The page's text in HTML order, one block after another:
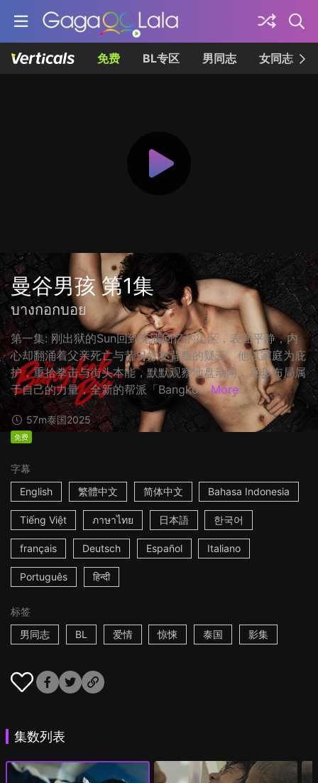
免费 BL专区 男同志 女同志
曼谷男孩 第1集
บางกอกบอย
第一集: 刚出狱的Sun回到充满回忆的街区，表面平静，内
心却翻涌着父亲死亡与昔日好友背叛的疑云。他以家庭为庇
护，重拾拳击与街头本能，默默观察地盘动向，逐步布局属
于自己的力量，全新的帮派「Bangko... More
57m泰国2025
免费
字幕
English
繁體中文 简体中文 Bahasa Indonesia
Tiếng Việt ภาษาไทย 日本語 한국어
français Deutsch Español Italiano
Português हिन्दी
标签
男同志
BL 爱情 惊悚 泰国 影集
集数列表